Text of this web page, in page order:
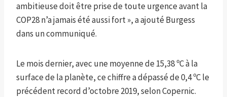
ambitieuse doit être prise de toute urgence avant la
COP28 n’a jamais été aussi fort », a ajouté Burgess
dans un communiqué.
Le mois dernier, avec une moyenne de 15,38 ºC à la
surface de la planète, ce chiffre a dépassé de 0,4 ºC le
précédent record d’octobre 2019, selon Copernic.